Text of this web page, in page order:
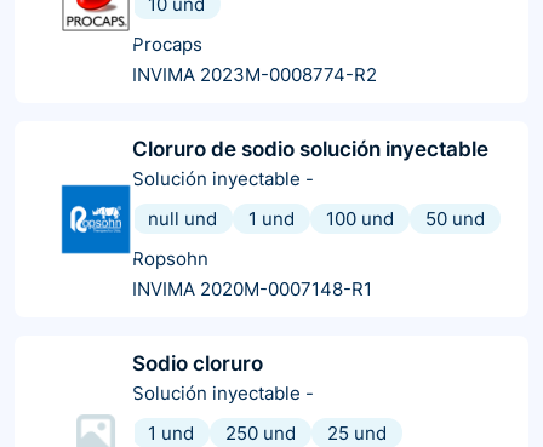
Procaps
INVIMA 2023M-0008774-R2
Cloruro de sodio solución inyectable
Solución inyectable -
null und
1 und 100 und
50 und
Ropsohn
INVIMA 2020M-0007148-R1
Sodio cloruro
Solución inyectable -
1 und
250 und
25 und